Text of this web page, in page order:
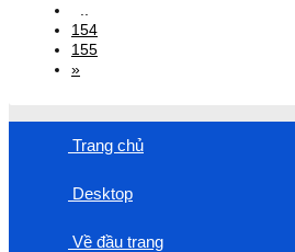
154
155
»
Trang chủ
Desktop
Về đầu trang